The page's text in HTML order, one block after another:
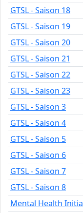
GTSL - Saison 18
GTSL - Saison 19
GTSL - Saison 20
GTSL - Saison 21
GTSL - Saison 22
GTSL - Saison 23
GTSL - Saison 3
GTSL - Saison 4
GTSL - Saison 5
GTSL - Saison 6
GTSL - Saison 7
GTSL - Saison 8
Mental Health